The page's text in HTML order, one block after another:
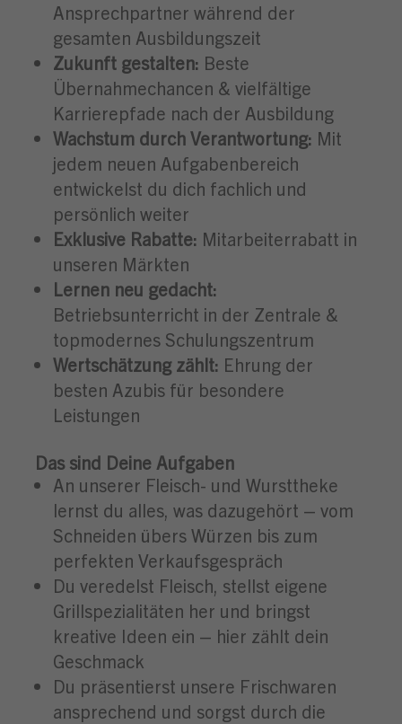
Ansprechpartner während der
gesamten Ausbildungszeit
Zukunft gestalten: Beste
Übernahmechancen & vielfältige
Karrierepfade nach der Ausbildung
Wachstum durch Verantwortung: Mit
jedem neuen Aufgabenbereich
entwickelst du dich fachlich und
persönlich weiter
Exklusive Rabatte: Mitarbeiterrabatt in
unseren Märkten
Lernen neu gedacht:
Betriebsunterricht in der Zentrale &
topmodernes Schulungszentrum
Wertschätzung zählt: Ehrung der
besten Azubis für besondere
Leistungen
Das sind Deine Aufgaben
An unserer Fleisch- und Wursttheke
lernst du alles, was dazugehört – vom
Schneiden übers Würzen bis zum
perfekten Verkaufsgespräch
Du veredelst Fleisch, stellst eigene
Grillspezialitäten her und bringst
kreative Ideen ein – hier zählt dein
Geschmack
Du präsentierst unsere Frischwaren
ansprechend und sorgst durch die